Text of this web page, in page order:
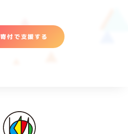
寄付で支援する